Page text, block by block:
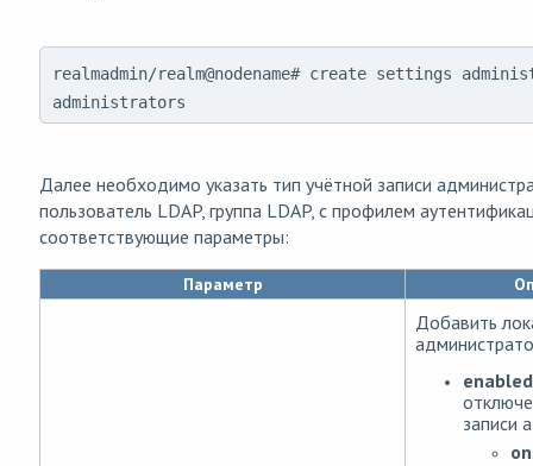
realmadmin/realm@nodename# create settings
administrators
Далее необходимо указать тип учётной записи
пользователь LDAP, группа LDAP, с профилем
соответствующие параметры:
Параметр
Добавить
enabled
записи
on